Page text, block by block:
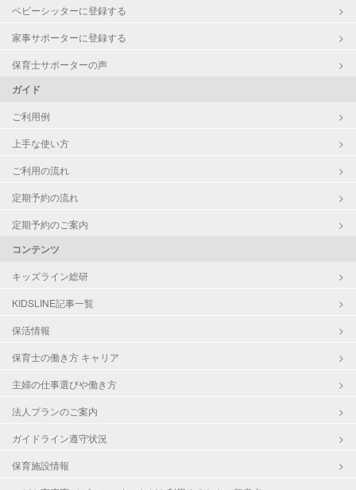
ベビーシッターに登録する
家事サポーターに登録する
保育士サポーターの声
ガイド
ご利用例
上手な使い方
ご利用の流れ
定期予約の流れ
定期予約のご案内
コンテンツ
キッズライン総研
KIDSLINE記事一覧
保活情報
保育士の働き方 キャリア
主婦の仕事選びや働き方
法人プランのご案内
ガイドライン遵守状況
保育施設情報